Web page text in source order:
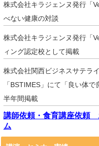
株式会社キラジェンヌ発行「
べない健康の対談
株式会社キラジェンヌ発行「
ィング認定校として掲載
株式会社関西ビジネスサテラ
「BSTIMES」にて「良い体
半年間掲載
講師依頼・食育講座依頼
ム